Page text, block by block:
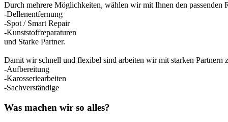
Durch mehrere Möglichkeiten, wählen wir mit Ihnen den passenden
-Dellenentfernung
-Spot / Smart Repair
-Kunststoffreparaturen
und Starke Partner.
Damit wir schnell und flexibel sind arbeiten wir mit starken Partnern
-Aufbereitung
-Karosseriearbeiten
-Sachverständige
Was machen wir so alles?